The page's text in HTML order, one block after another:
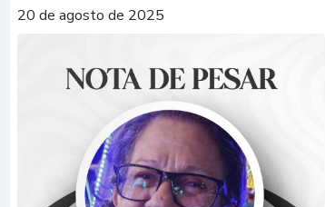
20 de agosto de 2025